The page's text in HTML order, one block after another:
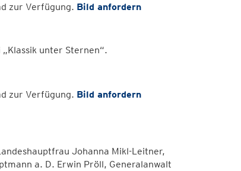
zur Verfügung. Bild anfordern
unter Sternen“.
zur Verfügung. Bild anfordern
Johanna Mikl-Leitner,
a. D. Erwin Pröll, Generalanwalt